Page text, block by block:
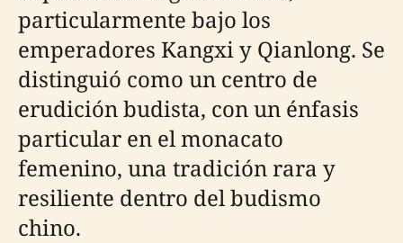
particularmente bajo los
emperadores Kangxi y Qianlong. Se
distinguió como un centro de
erudición budista, con un énfasis
particular en el monacato
femenino, una tradición rara y
resiliente dentro del budismo
chino.